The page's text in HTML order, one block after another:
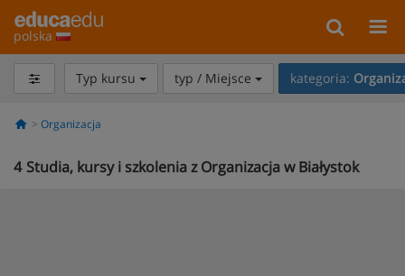
polska
Typ kursu typ / Miejsce kategoria:
Organizacja
4 Studia, kursy i szkolenia z Organizacja w Białystok